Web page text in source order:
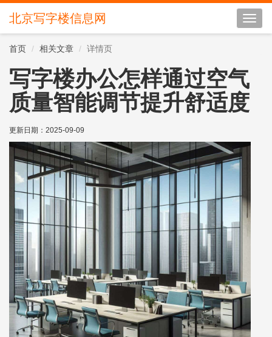
切
换
北京写字楼信息网
首页 相关文章 详情页
写字楼办公怎样通过空气
质量智能调节提升舒适度
更新日期： 2025-09-09